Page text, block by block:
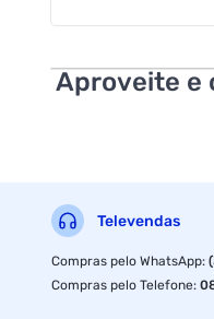
Tecnologia celular
Capacidade de
Tamanho da
Tamanho da
Aproveite e
Televendas
Compras pelo WhatsApp:
Compras pelo Telefone: